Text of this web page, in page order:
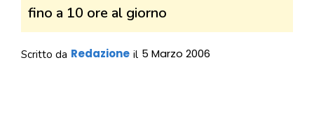
fino a 10 ore al giorno
Scritto da Redazione il 5 Marzo 2006